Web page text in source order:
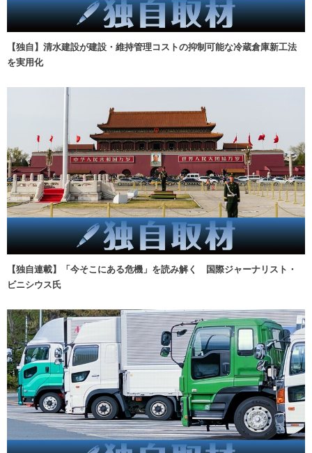
【独自】清水建設が建設・維持管理コストの抑制可能な冷蔵倉庫新工法
を実用化
【独自連載】「今そこにある危機」を読み解く 国際ジャーナリスト・
ビニシウス氏